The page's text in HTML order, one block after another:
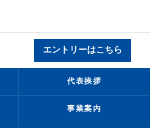
エントリーはこちら
代表挨拶
事業案内